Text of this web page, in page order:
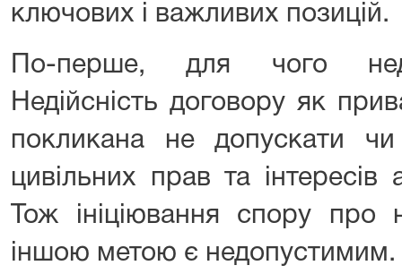
ключових і важливих позицій.
По-перше, для чого
Недійсність договору як
покликана не допускати
цивільних прав та
Тож ініціювання спору про
іншою метою є недопустимим.